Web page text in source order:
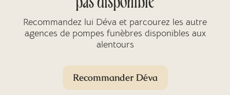
Recommandez lui Déva et parcourez les autre
agences de pompes funèbres disponibles aux
alentours
Recommander Déva